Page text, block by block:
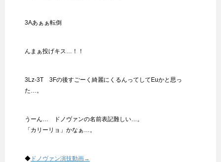
3Aあぁぁ転倒
んまぁ投げキス…！！
3Lz-3T 3Fの後すごーく綺麗にくるんってしてEuかと思っ
た…。
うーん… ドノヴァンの名前表記難しい…。
「カリーリョ」かなぁ…。
◆ ドノヴァン演技動画→